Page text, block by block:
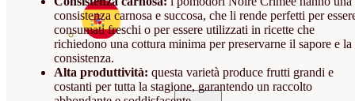
consistenza carnosa e succosa, che li rende perfetti per
consumati freschi o per essere utilizzati in ricette che
richiedono una cottura minima per preservarne il sapore e la
consistenza.
Alta produttività: questa varietà produce frutti grandi e
costanti per tutta la stagione, garantendo un raccolto